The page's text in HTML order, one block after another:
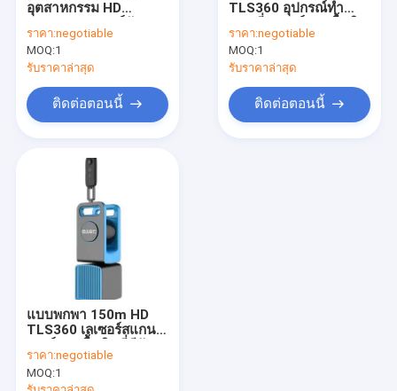
อุตสาหกรรม HD
เลเซอร์ 3 มิติน้ำหนักเบา
4 กก.
ราคา:negotiable
MOQ:1
รับราคาล่าสุด
ติดต่อตอนนี้
TLS360 อุปกรณ์ทำ
3D เลเซอร์สแกนเนอร์
กลางแจ้ง
ราคา:negotiable
MOQ:1
รับราคาล่าสุด
ติดต่อตอนนี้
แบบพกพา 150m HD
TLS360 เลเซอร์สแกน
จุดสแกน
300,000pts/S
ราคา:negotiable
MOQ:1